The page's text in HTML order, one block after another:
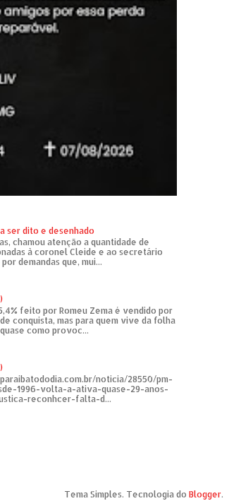
ser dito e desenhado
chamou atenção a quantidade de
à coronel Cleide e ao secretário
demandas que, mui...
feito por Romeu Zema é vendido por
conquista, mas para quem vive da folha
como provoc...
noticia/28550/pm-
1996-volta-a-ativa-quase-29-anos-
reconhcer-falta-d...
Tema Simples. Tecnologia do Blogger.